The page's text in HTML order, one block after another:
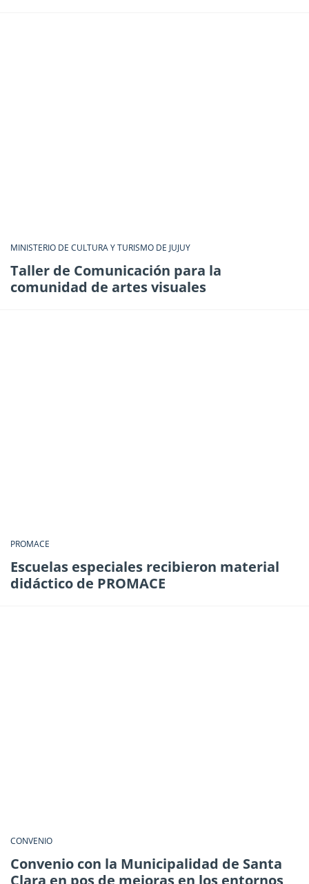
MINISTERIO DE CULTURA Y TURISMO DE JUJUY
Taller de Comunicación para la
comunidad de artes visuales
PROMACE
Escuelas especiales recibieron material
didáctico de PROMACE
CONVENIO
Convenio con la Municipalidad de Santa
Clara en pos de mejoras en los entornos